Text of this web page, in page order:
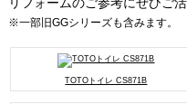
※一部旧GGシリーズも含みます。
TOTOトイレ CS871B